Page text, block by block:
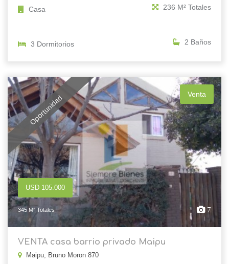
Casa 236 M² Totales
3 Dormitorios 2 Baños
Oportunidad Venta
USD 105.000
345 M² Totales 7
VENTA casa barrio privado Maipu
Maipu, Bruno Moron 870